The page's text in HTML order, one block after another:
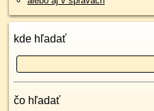
kde hľadať
čo hľadať